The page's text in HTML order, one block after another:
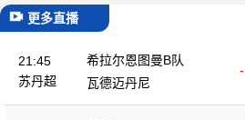
更多直播
21:45
苏丹超
希拉尔恩图曼B队
-
瓦德迈丹尼